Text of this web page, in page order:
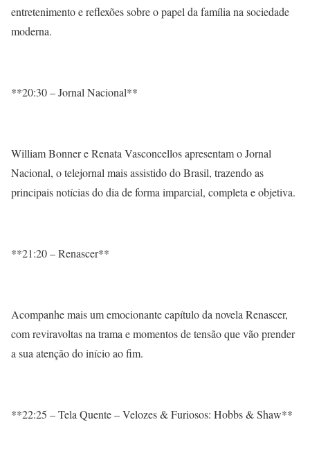
entretenimento e reflexões sobre o papel da família na sociedade
moderna.
**20:30 – Jornal Nacional**
William Bonner e Renata Vasconcellos apresentam o Jornal
Nacional, o telejornal mais assistido do Brasil, trazendo as
principais notícias do dia de forma imparcial, completa e objetiva.
**21:20 – Renascer**
Acompanhe mais um emocionante capítulo da novela Renascer,
com reviravoltas na trama e momentos de tensão que vão prender
a sua atenção do início ao fim.
**22:25 – Tela Quente – Velozes & Furiosos: Hobbs & Shaw**